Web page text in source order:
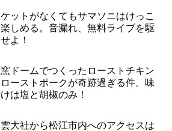
ットがなくてもサマソニはけっこ
楽しめる。音漏れ、無料ライブを駆
よ！
ドームでつくったローストチキン
ローストポークが奇跡過ぎる件。味
は塩と胡椒のみ！
大社から松江市内へのアクセスは